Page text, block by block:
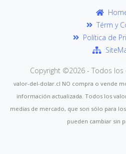
Térm y
Política de
Copyright ©2026 - Todos
valor-del-dolar.cl NO compra o vende
información actualizada. Todos los
medias de mercado, que son sólo para
pueden cambiar sin